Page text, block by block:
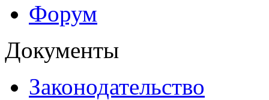
Форум
Документы
Законодательство